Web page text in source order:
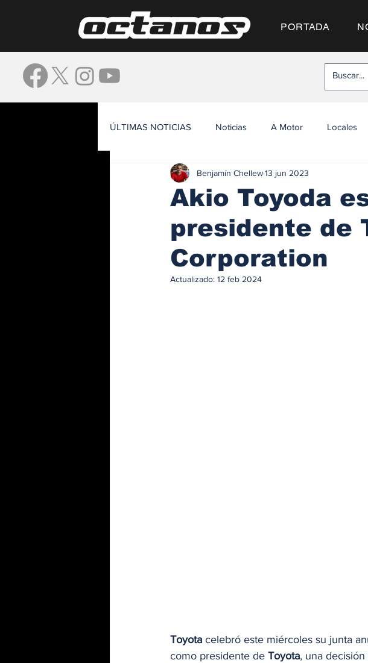
PORTADA
ÚLTIMAS NOTICIAS Noticias A Motor Locales
Akio Toyoda
presidente de
Corporation
Benjamín Chellew13 jun 2023
Actualizado: 12 feb 2024
Toyota celebró este miércoles su junta
como presidente de Toyota, una